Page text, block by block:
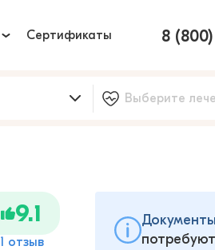
Сертификаты 8
9.1
1 отзыв
Документы